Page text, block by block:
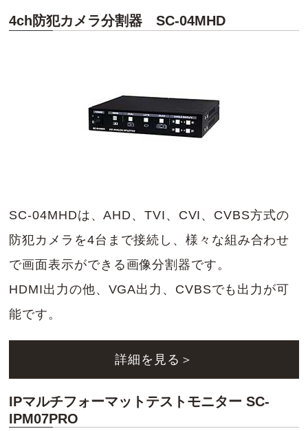
4ch防犯カメラ分割器 SC-04MHD
SC-04MHDは、AHD、TVI、CVI、CVBS方式の
防犯カメラを4台まで接続し、様々な組み合わせ
で画面表示ができる画像分割器です。
HDMI出力の他、VGA出力、CVBSでも出力が可
能です。
詳細を見る＞
IPマルチフォーマットテストモニター SC-
IPM07PRO